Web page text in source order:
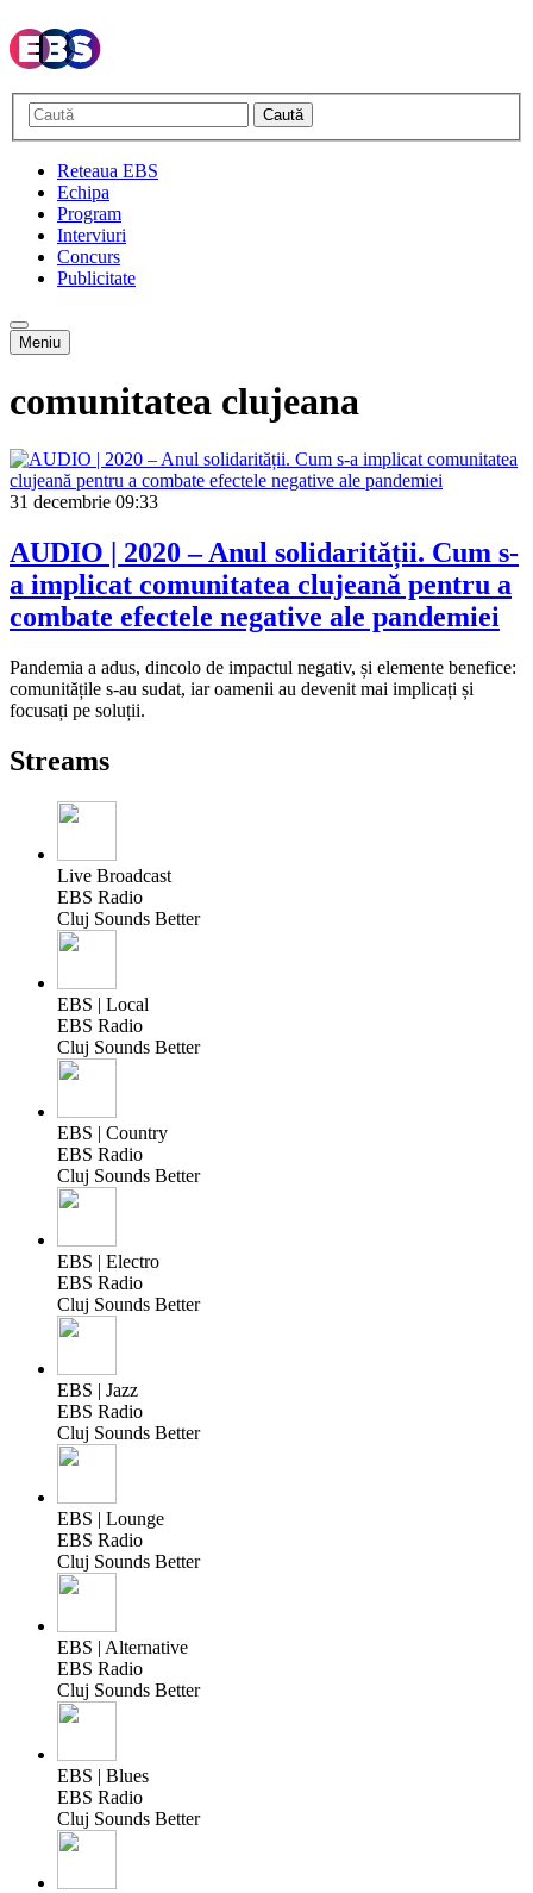
Caută
Reteaua EBS
Echipa
Program
Interviuri
Concurs
Publicitate
Meniu
comunitatea clujeana
31 decembrie 09:33
AUDIO | 2020 – Anul solidarității. Cum s-
a implicat comunitatea clujeană pentru a
combate efectele negative ale pandemiei
Pandemia a adus, dincolo de impactul negativ, și elemente benefice:
comunitățile s-au sudat, iar oamenii au devenit mai implicați și
focusați pe soluții.
Streams
Live Broadcast
EBS Radio
Cluj Sounds Better
EBS | Local
EBS Radio
Cluj Sounds Better
EBS | Country
EBS Radio
Cluj Sounds Better
EBS | Electro
EBS Radio
Cluj Sounds Better
EBS | Jazz
EBS Radio
Cluj Sounds Better
EBS | Lounge
EBS Radio
Cluj Sounds Better
EBS | Alternative
EBS Radio
Cluj Sounds Better
EBS | Blues
EBS Radio
Cluj Sounds Better